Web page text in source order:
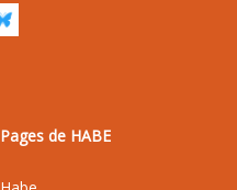
Pages de HABE